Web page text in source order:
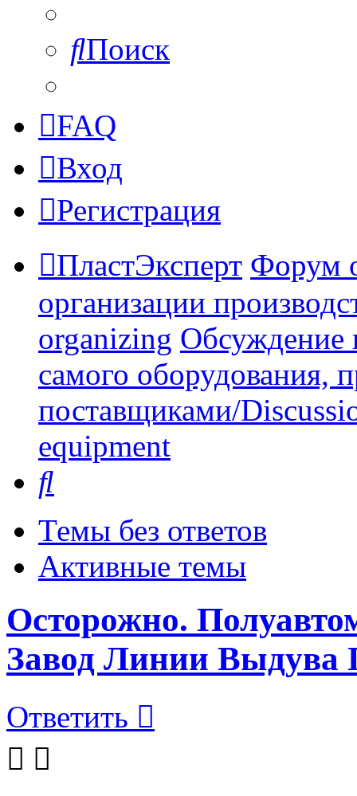
Поиск
FAQ
Вход
Регистрация
ПластЭксперт Форум
организации
organizing Обсуждение
самого оборудования,
поставщиками/
equipment
Темы без ответов
Активные темы
Осторожно.
Завод Линии Выдува
Ответить